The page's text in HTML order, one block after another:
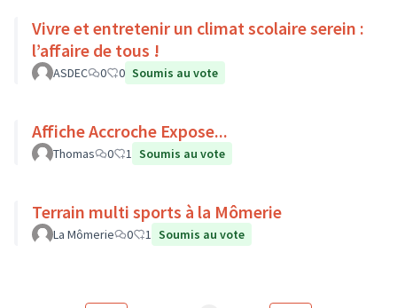
Vivre et entretenir un climat scolaire serein :
l’affaire de tous !
ASDEC 0 0 Soumis au vote
Affiche Accroche Expose...
Thomas 0 1 Soumis au vote
Terrain multi sports à la Mômerie
La Mômerie 0 1 Soumis au vote